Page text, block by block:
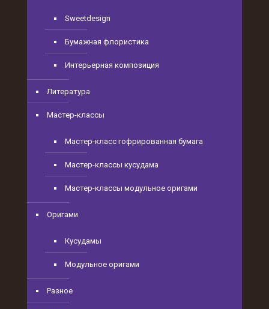
Sweetdesign
Бумажная флористика
Интерьерная композиция
Литература
Мастер-классы
Мастер-класс гофрированная бумага
Мастер-классы кусудама
Мастер-классы модульное оригами
Оригами
Кусудамы
Модульное оригами
Разное